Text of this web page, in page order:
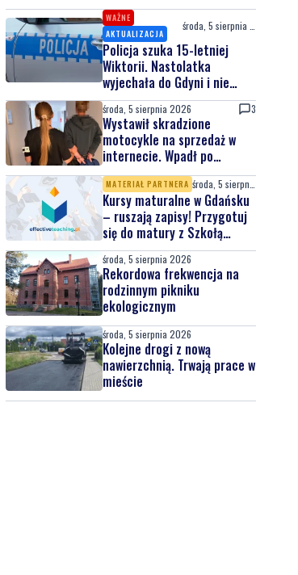
WAŻNE
AKTUALIZACJA
Policja szuka 15-letniej
Wiktorii. Nastolatka
wyjechała do Gdyni i nie
wróciła
środa, 5 sierpnia 2026 3
Wystawił skradzione
motocykle na sprzedaż w
internecie. Wpadł po
zgłoszeniu właściciela
MATERIAŁ PARTNERA
Kursy maturalne w Gdańsku
– ruszają zapisy! Przygotuj
się do matury z Szkołą
Effective Teaching!
środa, 5 sierpnia 2026
Rekordowa frekwencja na
rodzinnym pikniku
ekologicznym
środa, 5 sierpnia 2026
Kolejne drogi z nową
nawierzchnią. Trwają prace w
mieście